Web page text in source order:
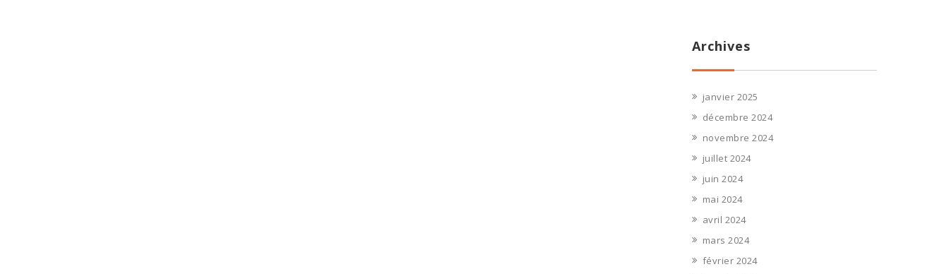
Archives
janvier 2025
décembre 2024
novembre 2024
juillet 2024
juin 2024
mai 2024
avril 2024
mars 2024
février 2024